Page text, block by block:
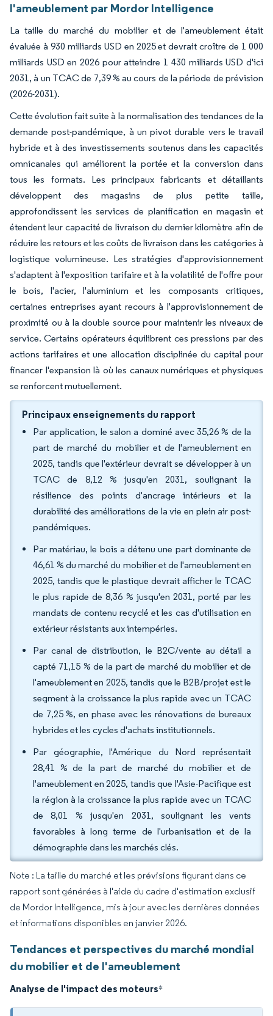
l'ameublement par Mordor Intelligence
La taille du marché du mobilier et de l'ameublement était
évaluée à 930 milliards USD en 2025 et devrait croître de 1 000
milliards USD en 2026 pour atteindre 1 430 milliards USD d'ici
2031, à un TCAC de 7,39 % au cours de la période de prévision
(2026-2031).
Cette évolution fait suite à la normalisation des tendances de la
demande post-pandémique, à un pivot durable vers le travail
hybride et à des investissements soutenus dans les capacités
omnicanales qui améliorent la portée et la conversion dans
tous les formats. Les principaux fabricants et détaillants
développent des magasins de plus petite taille,
approfondissent les services de planification en magasin et
étendent leur capacité de livraison du dernier kilomètre afin de
réduire les retours et les coûts de livraison dans les catégories à
logistique volumineuse. Les stratégies d'approvisionnement
s'adaptent à l'exposition tarifaire et à la volatilité de l'offre pour
le bois, l'acier, l'aluminium et les composants critiques,
certaines entreprises ayant recours à l'approvisionnement de
proximité ou à la double source pour maintenir les niveaux de
service. Certains opérateurs équilibrent ces pressions par des
actions tarifaires et une allocation disciplinée du capital pour
financer l'expansion là où les canaux numériques et physiques
se renforcent mutuellement.
Principaux enseignements du rapport
Par application, le salon a dominé avec 35,26 % de la
part de marché du mobilier et de l'ameublement en
2025, tandis que l'extérieur devrait se développer à un
TCAC de 8,12 % jusqu'en 2031, soulignant la
résilience des points d'ancrage intérieurs et la
durabilité des améliorations de la vie en plein air post-
pandémiques.
Par matériau, le bois a détenu une part dominante de
46,61 % du marché du mobilier et de l'ameublement en
2025, tandis que le plastique devrait afficher le TCAC
le plus rapide de 8,36 % jusqu'en 2031, porté par les
mandats de contenu recyclé et les cas d'utilisation en
extérieur résistants aux intempéries.
Par canal de distribution, le B2C/vente au détail a
capté 71,15 % de la part de marché du mobilier et de
l'ameublement en 2025, tandis que le B2B/projet est le
segment à la croissance la plus rapide avec un TCAC
de 7,25 %, en phase avec les rénovations de bureaux
hybrides et les cycles d'achats institutionnels.
Par géographie, l'Amérique du Nord représentait
28,41 % de la part de marché du mobilier et de
l'ameublement en 2025, tandis que l'Asie-Pacifique est
la région à la croissance la plus rapide avec un TCAC
de 8,01 % jusqu'en 2031, soulignant les vents
favorables à long terme de l'urbanisation et de la
démographie dans les marchés clés.
Note : La taille du marché et les prévisions figurant dans ce
rapport sont générées à l'aide du cadre d'estimation exclusif
de Mordor Intelligence, mis à jour avec les dernières données
et informations disponibles en janvier 2026.
Tendances et perspectives du marché mondial
du mobilier et de l'ameublement
Analyse de l'impact des moteurs*